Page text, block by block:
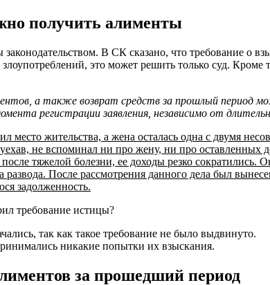
получить алименты
В СК сказано, что требование о
это может решить только суд. Кроме
а также возврат средств за прошлый период
регистрации заявления, независимо от
место жительства, а жена осталась одна с двумя
не вспоминал ни про жену, ни про оставленных
тяжелой болезни, ее доходы резко сократились.
После рассмотрения данного дела был
задолженность.
требование истицы?
так как такое требование не было выдвинуто.
никакие попытки их взыскания.
за прошедший период